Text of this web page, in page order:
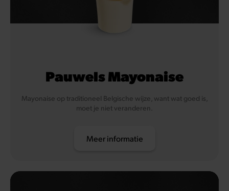
Pauwels Mayonaise
Mayonaise op traditioneel Belgische wijze, want wat goed is,
moet je niet veranderen.
Meer informatie